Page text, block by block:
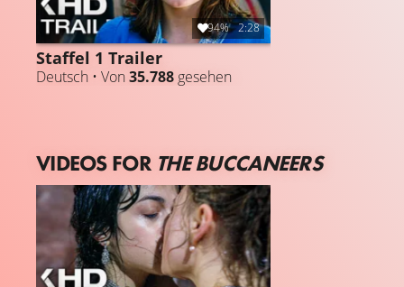
94% 2:28
Staffel 1 Trailer
Deutsch • Von35.788 gesehen
VIDEOS FOR THE BUCCANEERS